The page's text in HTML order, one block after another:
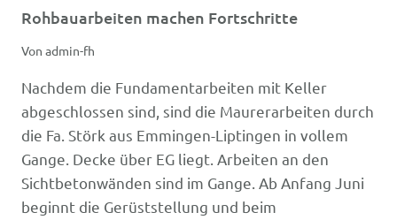
Rohbauarbeiten machen Fortschritte
Von admin-fh
Nachdem die Fundamentarbeiten mit Keller
abgeschlossen sind, sind die Maurerarbeiten durch
die Fa. Störk aus Emmingen-Liptingen in vollem
Gange. Decke über EG liegt. Arbeiten an den
Sichtbetonwänden sind im Gange. Ab Anfang Juni
beginnt die Gerüststellung und beim